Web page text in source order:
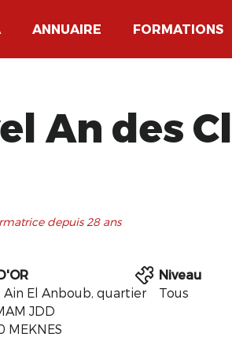
ANNUAIRE FORMATIONS
An des
depuis 28 ans
Ain El Anboub, quartier
JDD
MEKNES
Niveau
Tous